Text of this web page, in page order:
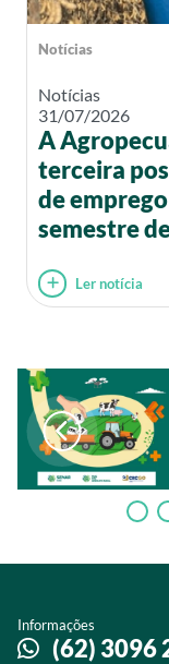
Notícias
Notícias
31/07/2026
A
terceira
de
semestre
Ler notícia
Informações
(62) 3096